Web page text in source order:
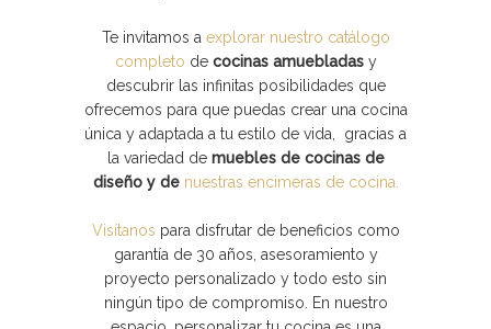
Te invitamos a explorar nuestro catálogo
completo de cocinas amuebladasy
descubrir las infinitas posibilidades que
ofrecemos para que puedas crear una cocina
única y adaptada a tu estilo de vida, gracias a
la variedad de muebles de cocinas de
diseño y de nuestras encimeras de cocina.
Visítanos para disfrutar de beneficios como
garantía de 30 años, asesoramiento y
proyecto personalizado y todo esto sin
ningún tipo de compromiso. En nuestro